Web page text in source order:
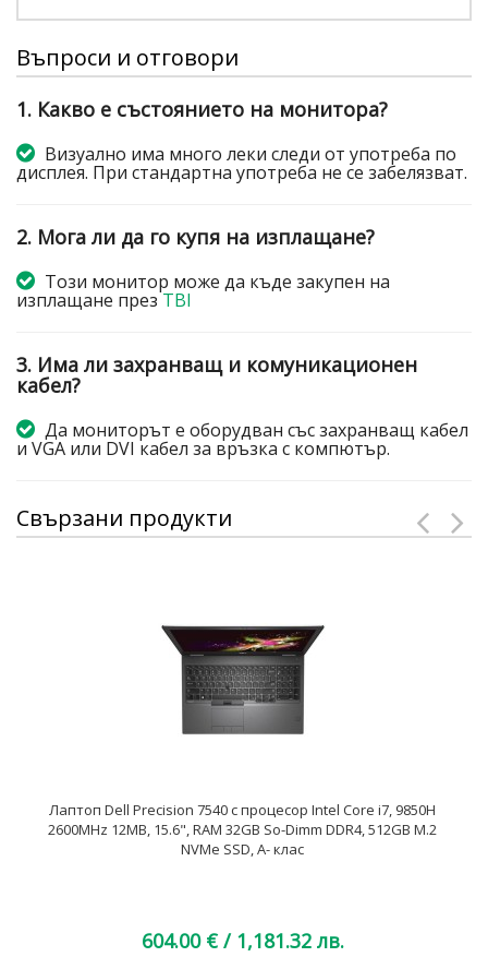
Въпроси и отговори
1. Какво е състоянието на монитора?
Визуално има много леки следи от употреба по
дисплея. При стандартна употреба не се забелязват.
2. Мога ли да го купя на изплащане?
Този монитор може да къде закупен на
изплащане презTBI
3. Има ли захранващ и комуникационен
кабел?
Да мониторът е оборудван със захранващ кабел
и VGA или DVI кабел за връзка с компютър.
Свързани продукти
Лаптоп Dell Precision 7540 с процесор Intel Core i7, 9850H
2600MHz 12MB, 15.6", RAM 32GB So-Dimm DDR4, 512GB M.2
NVMe SSD, A- клас
604.00 €/ 1,181.32 лв.